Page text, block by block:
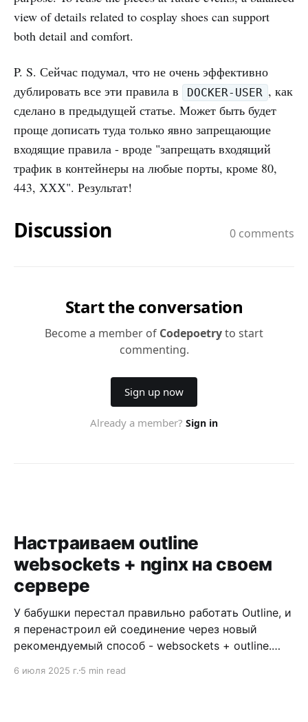
view of details related to cosplay shoes can support
both detail and comfort.
P. S. Сейчас подумал, что не очень эффективно
дублировать все эти правила в
DOCKER-USER , как
сделано в предыдущей статье. Может быть будет
проще дописать туда только явно запрещающие
входящие правила - вроде "запрещать входящий
трафик в контейнеры на любые порты, кроме 80,
443, ХХХ". Результат!
Настраиваем outline
websockets + nginx на своем
сервере
У бабушки перестал правильно работать Outline, и
я перенастроил ей соединение через новый
рекомендуемый способ - websockets + outline.
пререквизит в том, чтобы поднять полноценный
6 июля 2025 г. 5 min read